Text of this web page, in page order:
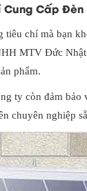
Cấp Đèn
tiêu chí mà bạn
MTV Đức Nhật
phẩm.
ty còn đảm bảo
chuyên nghiệp